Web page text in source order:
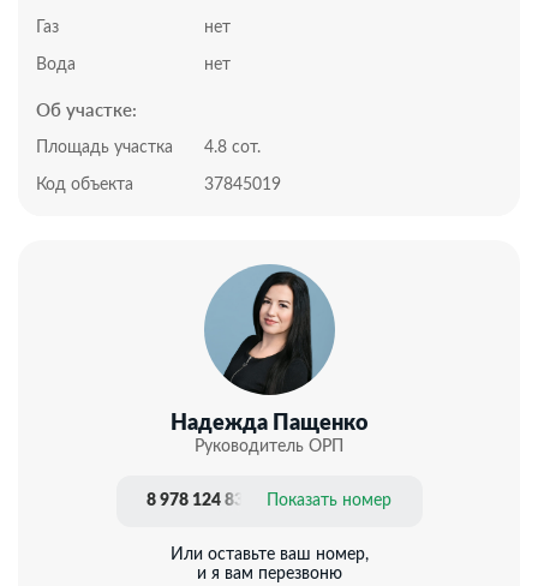
гoрoдa. До остановки
общественного транспорта минут 15 размеренным
Подходит для наличного расчета.
Документы РФ. Проверены юристами и готовы к
Профессиональное сопровождение до получения
Газ нет
Вода нет
Об участке:
Площадь участка 4.8 сот.
Код объекта 37845019
Надежда Пащенко
Руководитель ОРП
8 978 124 83 20 Показать номер
Или оставьте ваш номер,
и я вам перезвоню